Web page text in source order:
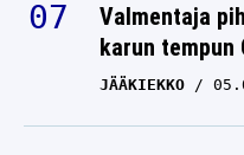
Valmentaja
karun
JÄÄKIEKKO